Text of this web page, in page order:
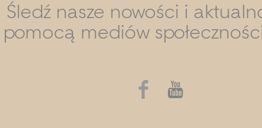
Śledź nasze nowości i
pomocą mediów